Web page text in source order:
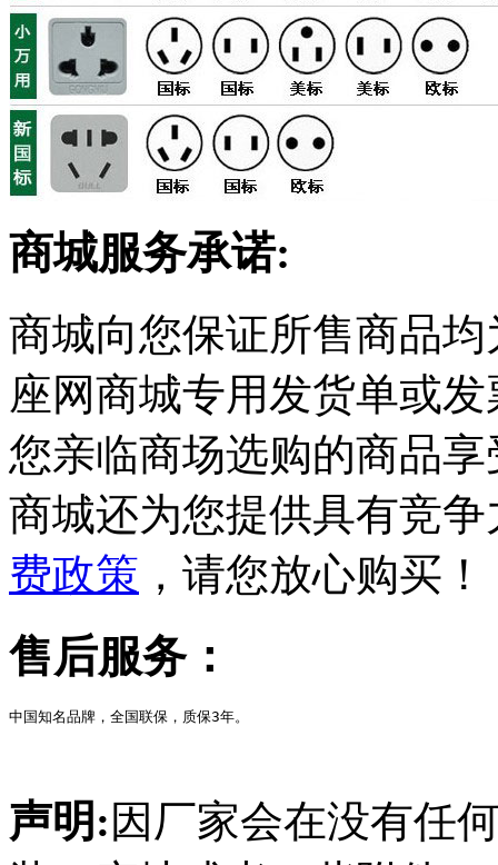
商城服务承诺:
商城向您保证所售商品
座网商城专用发货单或
您亲临商场选购的商品
商城还为您提供具有竞
费政策 ，请您放心购买！
售后服务：
中国知名品牌，全国联保，质保3年。
声明: 因厂家会在没有任